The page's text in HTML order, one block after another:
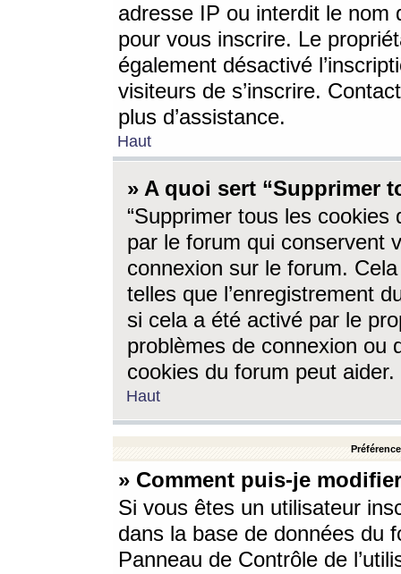
adresse IP ou interdit le nom
pour vous inscrire. Le
également désactivé
visiteurs de s’inscrire.
plus d’assistance.
Haut
» A quoi sert “Supprimer
“Supprimer tous les cookies
par le forum qui conservent
connexion sur le forum.
telles que l’enregistrement
si cela a été activé par le
problèmes de connexion ou
cookies du forum peut aider.
Haut
» Comment puis-je
Si vous êtes un utilisateur
dans la base de données du
Panneau de Contrôle de